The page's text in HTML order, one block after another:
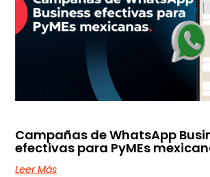
Campañas de WhatsApp
efectivas para PyMEs
Leer Más